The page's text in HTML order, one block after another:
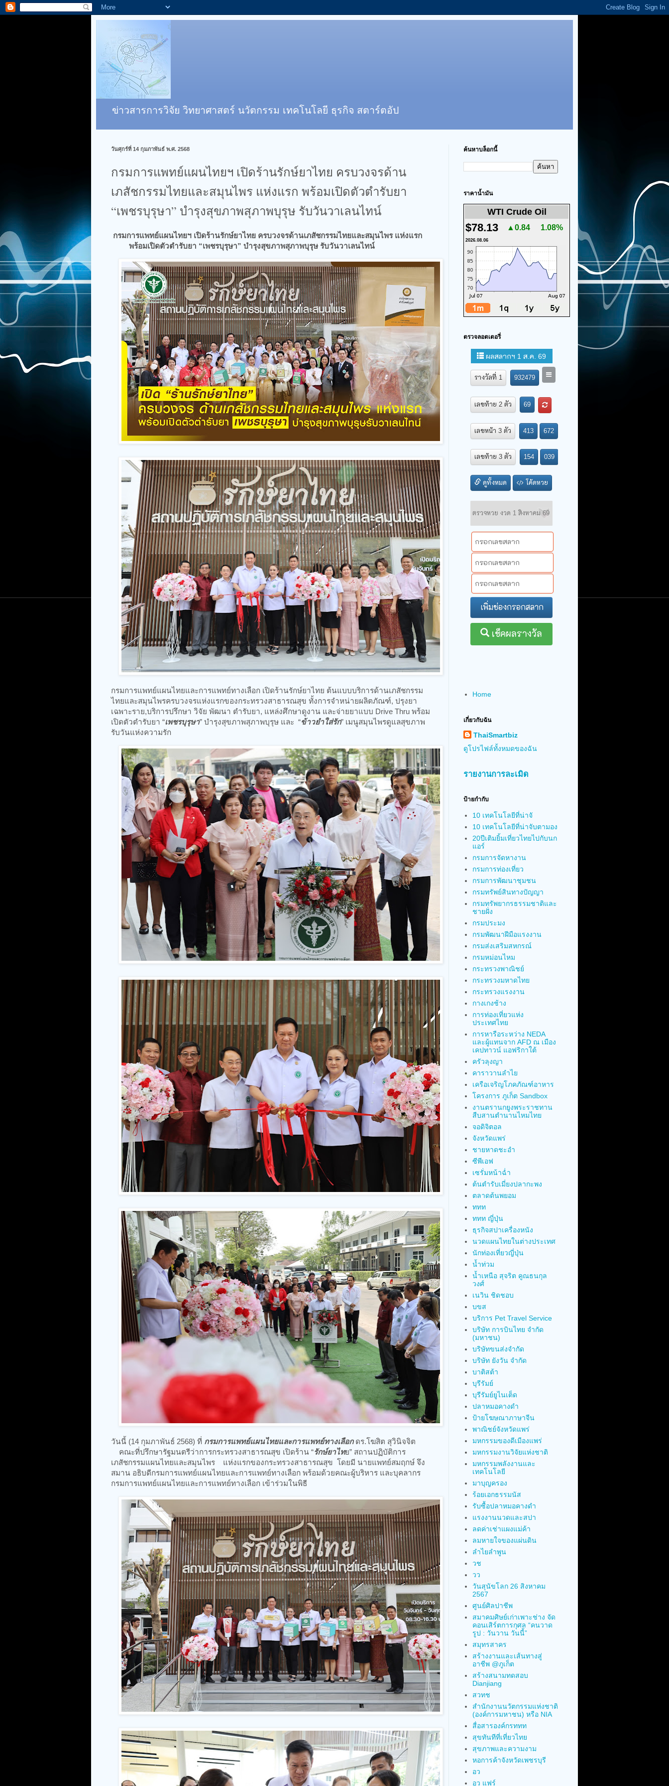
ข่าวสารการวิจัย วิทยาศาสตร์ นวัตกรรม เทคโนโลยี ธุรกิจ สตาร์ตอัป
วันศุกร์ที่ 14 กุมภาพันธ์ พ.ศ. 2568
กรมการแพทย์แผนไทยฯ เปิดร้านรักษ์ยาไทย ครบวงจรด้าน
เภสัชกรรมไทยและสมุนไพร แห่งแรก พร้อมเปิดตัวตำรับยา
“เพชรบุรุษา” บำรุงสุขภาพสุภาพบุรุษ รับวันวาเลนไทน์
กรมการแพทย์แผนไทยฯ เปิดร้านรักษ์ยาไทย ครบวงจรด้านเภสัชกรรมไทยและสมุนไพร แห่งแรก
พร้อมเปิดตัวตำรับยา “เพชรบุรุษา” บำรุงสุขภาพสุภาพบุรุษ รับวันวาเลนไทน์
กรมการแพทย์แผนไทยและการแพทย์ทางเลือก เปิดร้านรักษ์ยาไทย ต้นแบบบริการด้านเภสัชกรรม
ไทยและสมุนไพรครบวงจรแห่งแรกของกระทรวงสาธารณสุข ทั้งการจำหน่ายผลิตภัณฑ์, ปรุงยา
เฉพาะราย,บริการปรึกษา วิจัย พัฒนา ตำรับยา, แหล่งศึกษาดูงาน และจ่ายยาแบบ Drive Thru พร้อม
เปิดตัวตำรับยา “เพชรบุรุษา” บำรุงสุขภาพสุภาพบุรุษ และ “ข้าวยำใส่รัก” เมนูสมุนไพรดูแลสุขภาพ
รับวันแห่งความรัก
วันนี้ (14 กุมภาพันธ์ 2568) ที่ กรมการแพทย์แผนไทยและการแพทย์ทางเลือกดร.โฆสิต สุวินิจจิต
คณะที่ปรึกษารัฐมนตรีว่าการกระทรวงสาธารณสุข เปิดร้าน “รักษ์ยาไทย” สถานปฏิบัติการ
เภสัชกรรมแผนไทยและสมุนไพร แห่งแรกของกระทรวงสาธารณสุข โดยมี นายแพทย์สมฤกษ์ จึง
สมาน อธิบดีกรมการแพทย์แผนไทยและการแพทย์ทางเลือก พร้อมด้วยคณะผู้บริหาร และบุคลากร
กรมการแพทย์แผนไทยและการแพทย์ทางเลือก เข้าร่วมในพิธี
ค้นหาบล็อกนี้
ราคาน้ำมัน
WTI Crude Oil
$78.13 ▲0.84 1.08%
2026.08.06
ตรวจลอตเตอรี่
Home
เกี่ยวกับฉัน
ThaiSmartbiz
ดูโปรไฟล์ทั้งหมดของฉัน
รายงานการละเมิด
ป้ายกำกับ
10 เทคโนโลยีที่น่าจั
10 เทคโนโลยีที่น่าจับตามอง
20ปีเติมยิ้มเที่ยวไทยไปกับนก
แอร์
กรมการจัดหางาน
กรมการท่องเที่ยว
กรมการพัฒนาชุมชน
กรมทรัพย์สินทางปัญญา
กรมทรัพยากรธรรมชาติและ
ชายฝั่ง
กรมประมง
กรมพัฒนาฝีมือแรงงาน
กรมส่งเสริมสหกรณ์
กรมหม่อนไหม
กระทรวงพาณิชย์
กระทรวงมหาดไทย
กระทรวงแรงงาน
กางเกงช้าง
การท่องเที่ยวแห่ง
ประเทศไทย
การหารือระหว่าง NEDA
และผู้แทนจาก AFD ณ เมือง
เคปทาวน์ แอฟริกาใต้
ครัวลุงญา
คาราวานลำไย
เครือเจริญโภคภัณฑ์อาหาร
โครงการ ภูเก็ต Sandbox
งานตรานกยูงพระราชทาน
สืบสานตำนานไหมไทย
จอดิจิตอล
จังหวัดแพร่
ชายหาดชะอำ
ซีพีเอฟ
เซรั่มหน้าฉ่ำ
ต้นตำรับเมี่ยงปลากะพง
ตลาดต้นพยอม
ททท
ททท ญี่ปุ่น
ธุรกิจสปาเครื่องหนัง
นวดแผนไทยในต่างประเทศ
นักท่องเที่ยวญี่ปุ่น
น้ำท่วม
น้ำเหนือ สุจริต คูณธนกุล
วงศ์
เนวิน ชิดชอบ
บขส
บริการ Pet Travel Service
บริษัท การบินไทย จำกัด
(มหาชน)
บริษัทขนส่งจำกัด
บริษัท ยังวัน จำกัด
บาติสต้า
บุรีรัมย์
บุรีรัมย์ยูไนเต็ด
ปลาหมอคางดำ
ป้ายโฆษณาภาษาจีน
พาณิชย์จังหวัดแพร่
มหกรรมของดีเมืองแพร่
มหกรรมงานวิจัยแห่งชาติ
มหกรรมพลังงานและ
เทคโนโลยี
มาบุญครอง
ร้อยเอกธรรมนัส
รับซื้อปลาหมอคางดำ
แรงงานนวดและสปา
ลดค่าเช่าแผงแม่ค้า
ลมหายใจของแผ่นดิน
ลำไยลำพูน
วช
วว
วันสุนัขโลก 26 สิงหาคม
2567
ศูนย์ศิลปาชีพ
สมาคมศิษย์เก่าเพาะช่าง จัด
คอนเสิร์ตการกุศล “คนวาด
รูป : วันวาน วันนี้”
สมุทรสาคร
สร้างงานและเส้นทางสู่
อาชีพ @ภูเก็ต
สร้างสนามทดสอบ
Dianjiang
สวทช
สำนักงานนวัตกรรมแห่งชาติ
(องค์การมหาชน) หรือ NIA
สื่อสารองค์กรททท
สุขทันทีที่เที่ยวไทย
สุขภาพและความงาม
หอการค้าจังหวัดเพชรบุรี
อว
อว แฟร์